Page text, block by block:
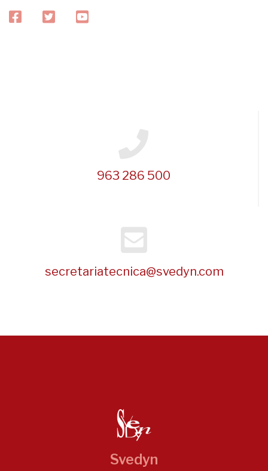
facebooktwitteryoutube
963 286 500
secretariatecnica@svedyn.com
Svedyn